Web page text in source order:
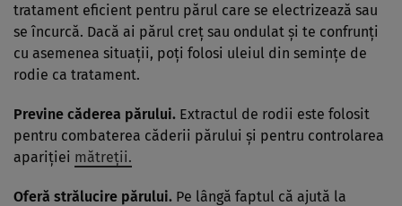
tratament eficient pentru părul care se electrizează sau
se încurcă. Dacă ai părul creţ sau ondulat şi te confrunţi
cu asemenea situaţii, poţi folosi uleiul din seminţe de
rodie ca tratament.
Previne căderea părului. Extractul de rodii este folosit
pentru combaterea căderii părului şi pentru controlarea
apariţiei mătreţii.
Oferă strălucire părului. Pe lângă faptul că ajută la